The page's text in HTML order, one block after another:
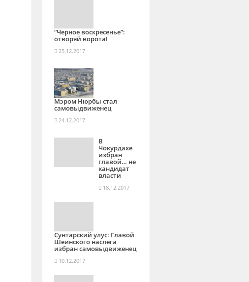
“Черное воскресенье”:
отворяй ворота!
25.12.2017
Мэром Нюрбы стал
самовыдвиженец
24.12.2017
В
Чокурдахе
избран
главой… не
кандидат
власти
18.12.2017
Сунтарский улус: Главой
Шеинского наслега
избран самовыдвиженец
10.12.2017